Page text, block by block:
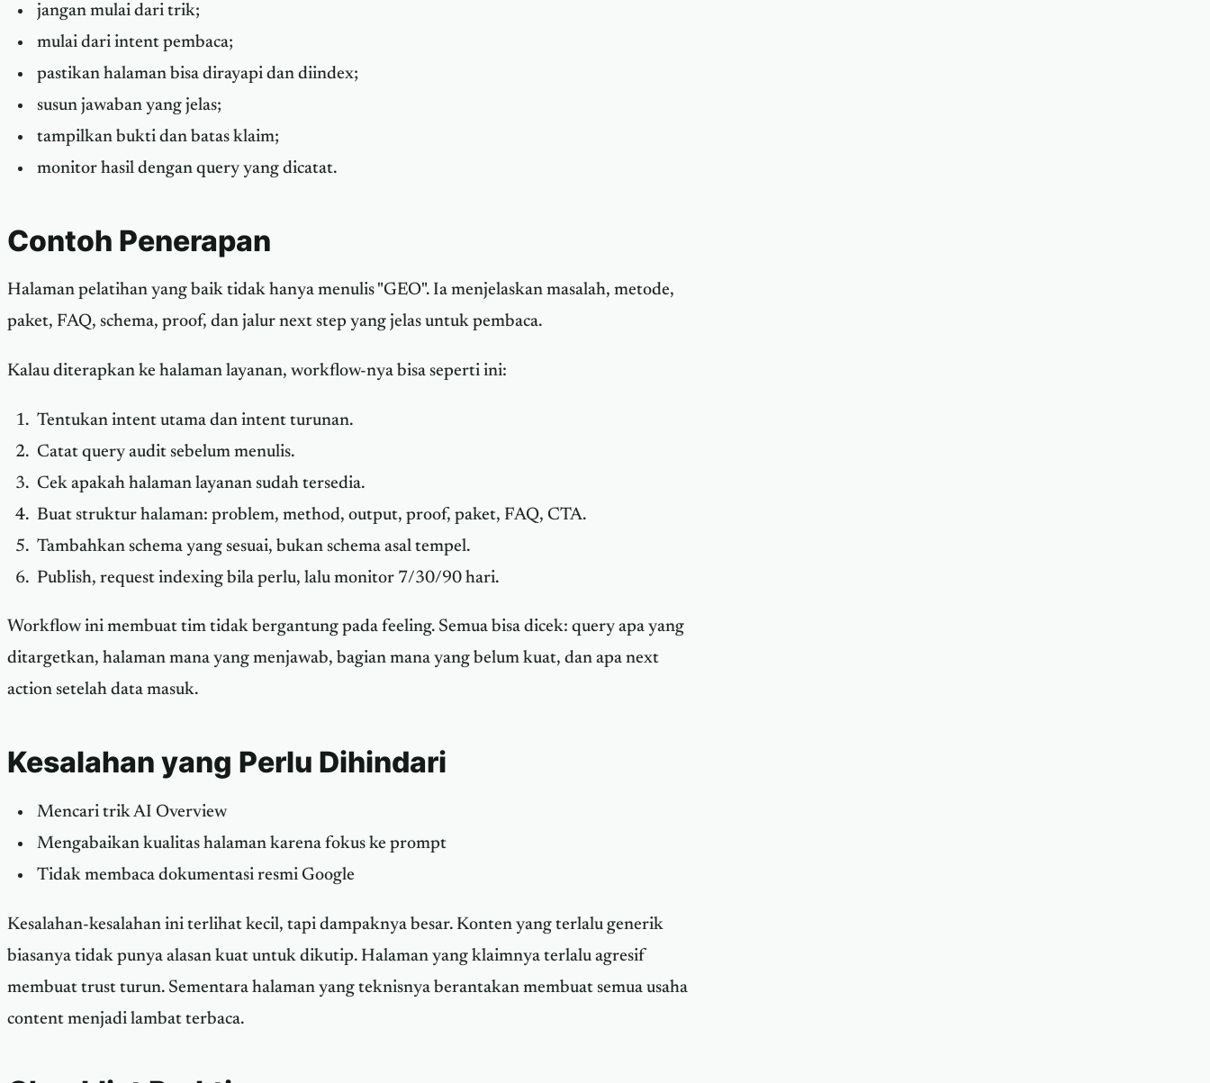
jangan mulai dari trik;
mulai dari intent pembaca;
pastikan halaman bisa dirayapi dan diindex;
susun jawaban yang jelas;
tampilkan bukti dan batas klaim;
monitor hasil dengan query yang dicatat.
Contoh Penerapan
Halaman pelatihan yang baik tidak hanya menulis "GEO". Ia menjelaskan masalah, metode,
paket, FAQ, schema, proof, dan jalur next step yang jelas untuk pembaca.
Kalau diterapkan ke halaman layanan, workflow-nya bisa seperti ini:
Tentukan intent utama dan intent turunan.
Catat query audit sebelum menulis.
Cek apakah halaman layanan sudah tersedia.
Buat struktur halaman: problem, method, output, proof, paket, FAQ, CTA.
Tambahkan schema yang sesuai, bukan schema asal tempel.
Publish, request indexing bila perlu, lalu monitor 7/30/90 hari.
Workflow ini membuat tim tidak bergantung pada feeling. Semua bisa dicek: query apa yang
ditargetkan, halaman mana yang menjawab, bagian mana yang belum kuat, dan apa next
action setelah data masuk.
Kesalahan yang Perlu Dihindari
Mencari trik AI Overview
Mengabaikan kualitas halaman karena fokus ke prompt
Tidak membaca dokumentasi resmi Google
Kesalahan-kesalahan ini terlihat kecil, tapi dampaknya besar. Konten yang terlalu generik
biasanya tidak punya alasan kuat untuk dikutip. Halaman yang klaimnya terlalu agresif
membuat trust turun. Sementara halaman yang teknisnya berantakan membuat semua usaha
content menjadi lambat terbaca.